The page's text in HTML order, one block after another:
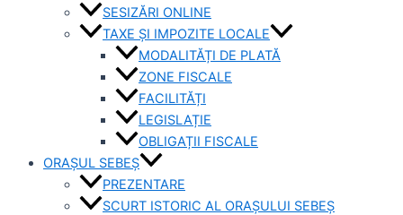
SESIZĂRI ONLINE
TAXE ȘI IMPOZITE LOCALE
MODALITĂȚI DE PLATĂ
ZONE FISCALE
FACILITĂȚI
LEGISLAȚIE
OBLIGAȚII FISCALE
ORAȘUL SEBEȘ
PREZENTARE
SCURT ISTORIC AL ORAȘULUI SEBEȘ